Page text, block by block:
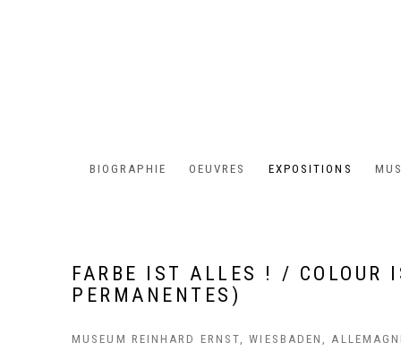
BIOGRAPHIE OEUVRES EXPOSITIONS
FARBE IST ALLES ! / COLOUR
PERMANENTES)
MUSEUM REINHARD ERNST, WIESBADEN,